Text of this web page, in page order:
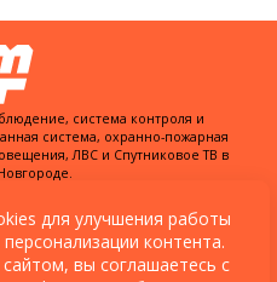
система контроля и
система, охранно-пожарная
ЛВС и Спутниковое ТВ в
д. 30Б, офис 22
XSite.PROи Студия
для улучшения работы
контента.
вы соглашаетесь с